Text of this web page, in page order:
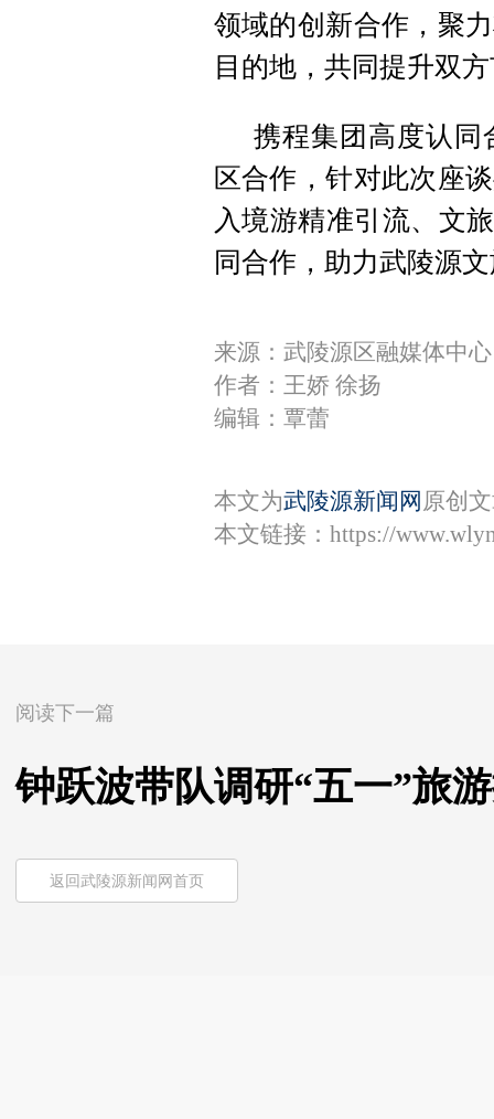
领域的创新合作，聚
目的地，共同提升双
携程集团高度认同
区合作，针对此次座
入境游精准引流、文
同合作，助力武陵源
来源：​武陵源区融媒体中心
作者：王娇 徐扬
编辑：覃蕾
本文为武陵源新闻网 原创
本文链接： https://
阅读下一篇
钟跃波带队调研“五一”旅
返回武陵源新闻网首页